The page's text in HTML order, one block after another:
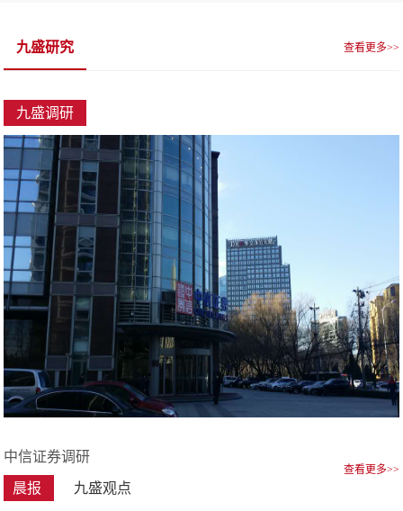
九盛研究 查看更多>>
九盛调研
中信证券调研
查看更多>>
晨报 九盛观点